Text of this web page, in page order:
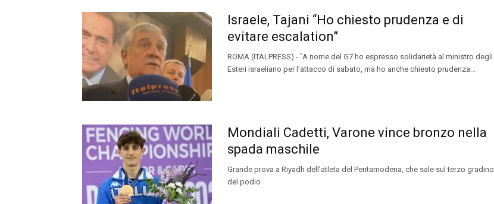
Israele, Tajani “Ho chiesto prudenza e di
evitare escalation”
ROMA (ITALPRESS) - "A nome del G7 ho espresso solidarietà al ministro degli
Esteri israeliano per l'attacco di sabato, ma ho anche chiesto prudenza...
Mondiali Cadetti, Varone vince bronzo nella
spada maschile
Grande prova a Riyadh dell'atleta del Pentamodena, che sale sul terzo gradino
del podio